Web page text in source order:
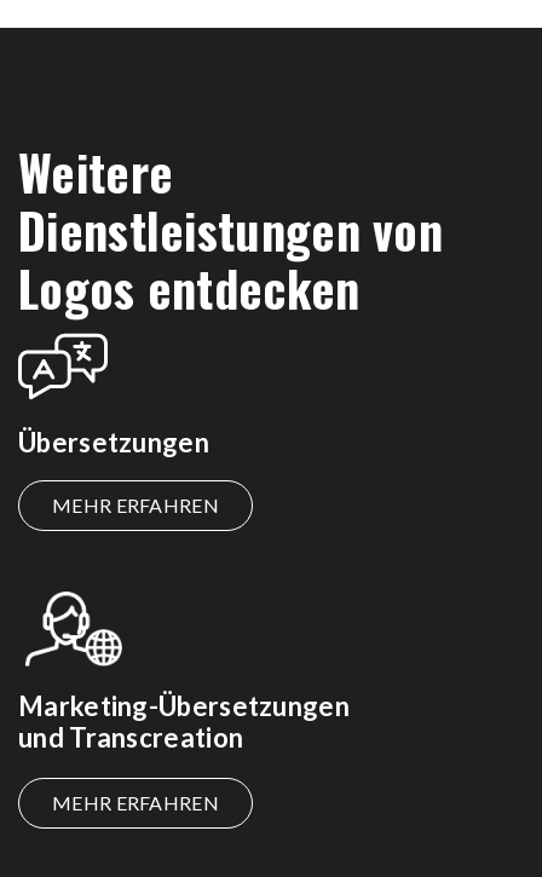
Weitere
Dienstleistungen von
Logos entdecken
Übersetzungen
MEHR ERFAHREN
Marketing-Übersetzungen
und Transcreation
MEHR ERFAHREN